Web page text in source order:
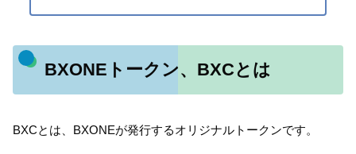
BXONEトークン、BXCとは
BXCとは、BXONEが発行するオリジナルトークンです。